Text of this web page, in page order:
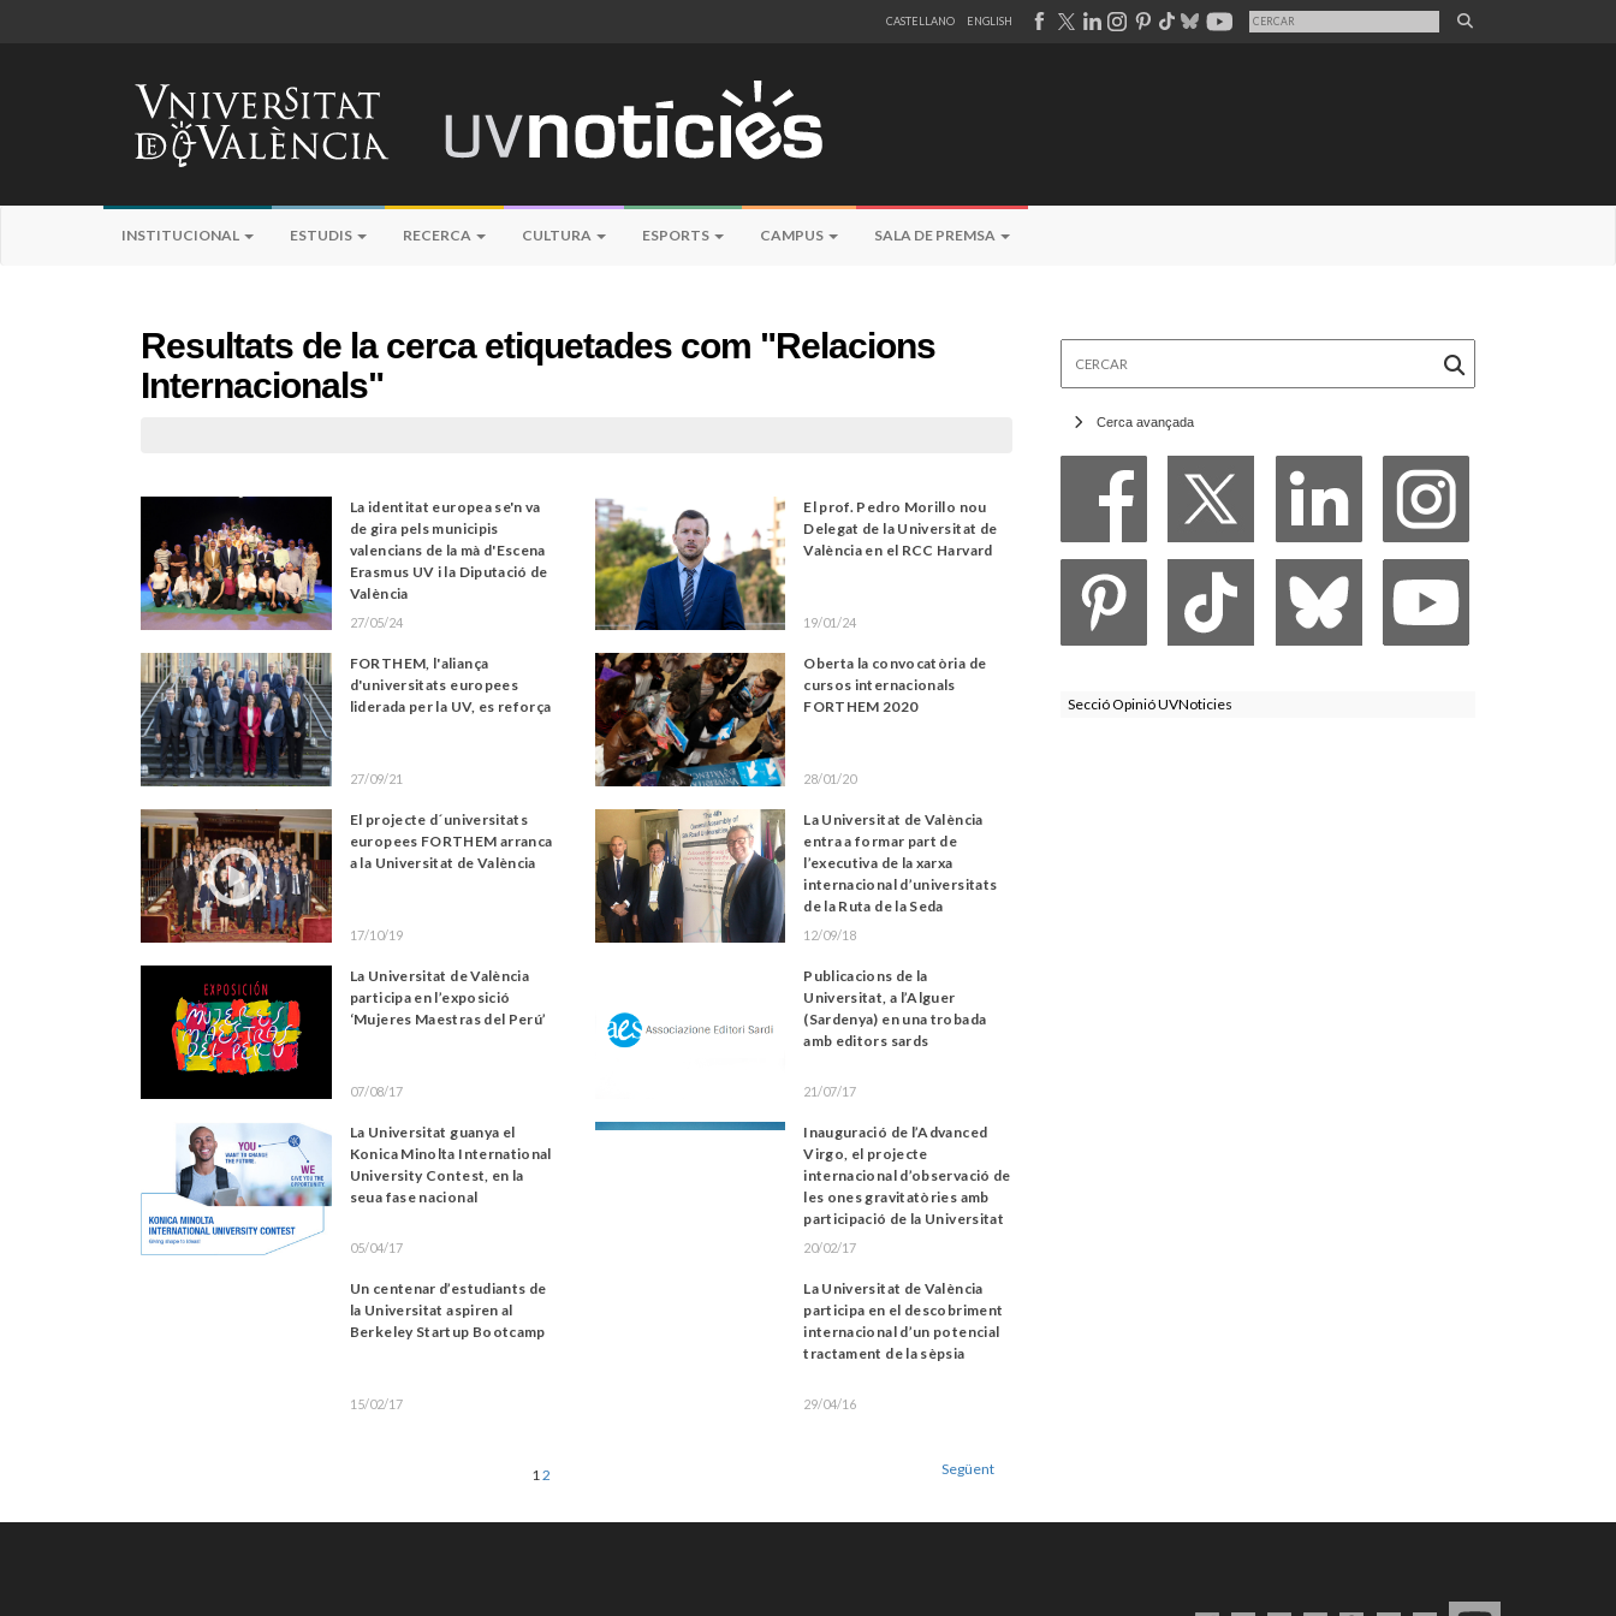
CASTELLANO ENGLISH
INSTITUCIONAL ESTUDIS RECERCA CULTURA ESPORTS CAMPUS SALA DE PREMSA
Resultats de la cerca etiquetades com "Relacions
Internacionals"
La identitat europea se'n va
de gira pels municipis
valencians de la mà d'Escena
Erasmus UV i la Diputació de
València
27/05/24
El prof. Pedro Morillo nou
Delegat de la Universitat de
València en el RCC Harvard
19/01/24
FORTHEM, l'aliança
d'universitats europees
liderada per la UV, es reforça
27/09/21
Oberta la convocatòria de
cursos internacionals
FORTHEM 2020
28/01/20
El projecte d´universitats
europees FORTHEM arranca
a la Universitat de València
17/10/19
La Universitat de València
entra a formar part de
l’executiva de la xarxa
internacional d’universitats
de la Ruta de la Seda
12/09/18
La Universitat de València
participa en l’exposició
‘Mujeres Maestras del Perú’
07/08/17
Publicacions de la
Universitat, a l’Alguer
(Sardenya) en una trobada
amb editors sards
21/07/17
La Universitat guanya el
Konica Minolta International
University Contest, en la
seua fase nacional
05/04/17
Inauguració de l’Advanced
Virgo, el projecte
internacional d’observació de
les ones gravitatòries amb
participació de la Universitat
de València
20/02/17
Un centenar d’estudiants de
la Universitat aspiren al
Berkeley Startup Bootcamp
15/02/17
La Universitat de València
participa en el descobriment
internacional d’un potencial
tractament de la sèpsia
29/04/16
12 Següent
Cerca avançada
Secció Opinió UVNoticies